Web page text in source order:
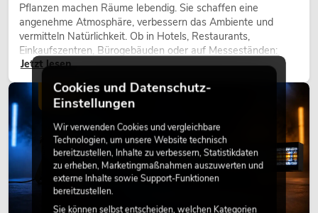
Pflanzen machen Räume lebendig. Sie schaffen eine
angenehme Atmosphäre, verbessern das Ambiente und
vermitteln Natürlichkeit. Ob in Hotels, Restaurants,
Einkaufszentren, Bürogebäuden oder auf Messeständen:
eine hochwertige Begrünung gehört heute längst zum
modernen Raumkonzept.
Jetzt lesen
LICHT
Cookies und Datenschutz-
Einstellungen
Wir verwenden Cookies und vergleichbare
Technologien, um unsere Website technisch
bereitzustellen, Inhalte zu verbessern, Statistikdaten
zu erheben, Marketingmaßnahmen auszuwerten und
externe Inhalte sowie Support-Funktionen
bereitzustellen.
Sie können selbst entscheiden, welchen Kategorien